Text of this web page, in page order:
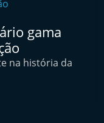
gama
na história da